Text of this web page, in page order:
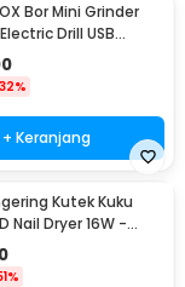
Bor Mini Grinder
Drill USB
- 201
32%
+ Keranjang
Kutek Kuku
Nail Dryer 16W -